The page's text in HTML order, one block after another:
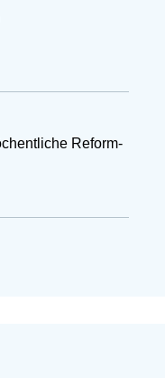
Reform-